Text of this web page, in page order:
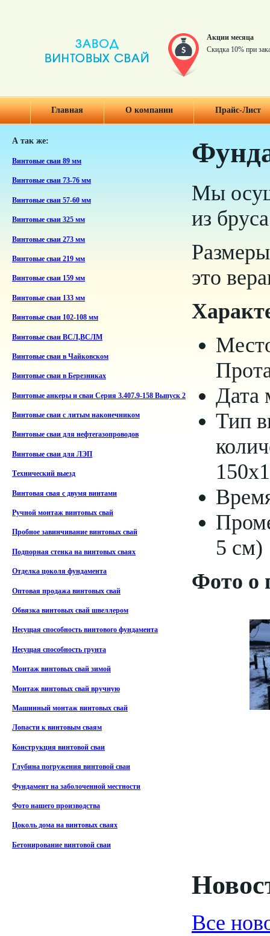
Акции месяца
Скидка 10% при
Главная О компании Прайс-Лист
А так же:
Винтовые сваи 89 мм
Винтовые сваи 73-76 мм
Винтовые сваи 57-60 мм
Винтовые сваи 325 мм
Винтовые сваи 273 мм
Винтовые сваи 219 мм
Винтовые сваи 159 мм
Винтовые сваи 133 мм
Винтовые сваи 102-108 мм
Винтовые сваи ВСЛ,ВСЛМ
Винтовые сваи в Чайковском
Винтовые сваи в Березниках
Винтовые анкеры и сваи Серия 3.407.9-158 Выпуск 2
Винтовые сваи с литым наконечником
Винтовые сваи для нефтегазопроводов
Винтовые сваи для ЛЭП
Технический выезд
Винтовая свая с двумя винтами
Ручной монтаж винтовых свай
Пробное завинчивание винтовых свай
Подпорная стенка на винтовых сваях
Отделка цоколя фундамента
Оптовая продажа винтовых свай
Обвязка винтовых свай швеллером
Несущая способность винтового фундамента
Несущая способность грунта
Монтаж винтовых свай зимой
Монтаж винтовых свай вручную
Машинный монтаж винтовых свай
Лопасти к винтовым сваям
Конструкция винтовой сваи
Глубина погружения винтовой сваи
Фундамент на заболоченной местности
Фото нашего производства
Цоколь дома на винтовых сваях
Бетонирование винтовой сваи
Мы
из
это
Дата
Тип
5 см)
Фото о
Все